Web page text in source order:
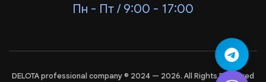
Пн - Пт / 9:00 - 17:00
DELOTA professional company © 2024 — 2026. All Rights Reserved